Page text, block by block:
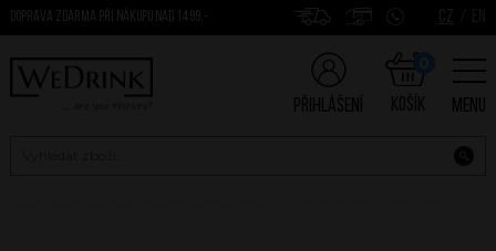
DOPRAVA ZDARMA PŘI NÁKUPU NAD 1499,-
Přihlášení Košík Menu